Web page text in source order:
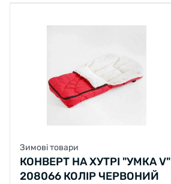
Зимові товари
КОНВЕРТ НА ХУТРІ "УМКА V"
208066 КОЛІР ЧЕРВОНИЙ